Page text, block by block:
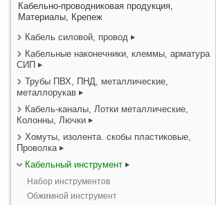
Кабельно-проводниковая продукция,
Материалы, Крепеж
Кабель силовой, провод
Кабельные наконечники, клеммы, арматура
СИП
Трубы ПВХ, ПНД, металлические,
металлорукав
Кабель-каналы, Лотки металлические,
Колонны, Лючки
Хомуты, изолента. скобы пластиковые,
Проволка
Кабельный инструмент
Набор инструментов
Обжимной инструмент